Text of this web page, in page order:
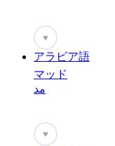
♥
アラビア語
マッド
مد
♥